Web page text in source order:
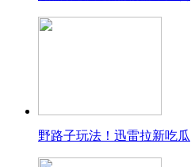
野路子玩法！迅雷拉新吃瓜